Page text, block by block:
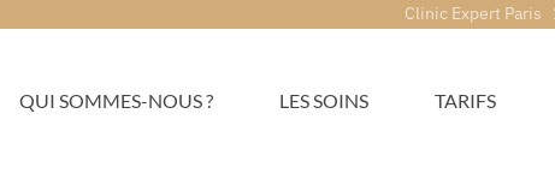
Clinic Expert Paris
QUI SOMMES-NOUS ? LES SOINS TARIFS